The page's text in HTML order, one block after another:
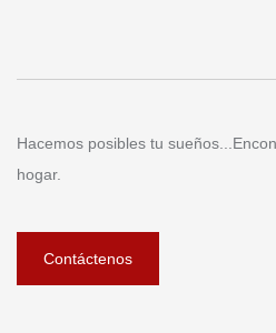
Hacemos posibles tu
hogar.
Contáctenos